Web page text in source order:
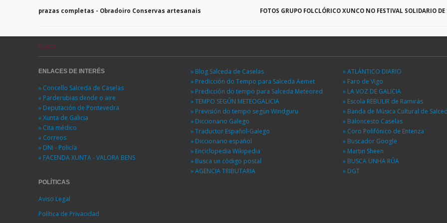
prazas completas - Obradoiro Conservas artesanais FOTOS GRUPO FOLCLÓRICO XUNCO NO FESTIVAL SOLIDARIO DE
Xunco
ENLACES DE INTERÉS
» Concello Salceda de Caselas
» Parderubias dende o aire
» Deputación de Pontevedra
» Xunta de Galicia
» Cita médico
» Correos
» DNI - Policía
» FACENDA XUNTA - VALORA BENS
POLÍTICAS
Aviso Legal
Política de Privacidad
» Blog Salceda de Caselas
» Predicción do Tempo para Salceda Aemet
» Predicción do tempo para Salceda Meteored
» TEMPO SEGÚN METEOGALICIA
» Previsión do tempo según Windguru
» Diccionario Galego
» Traductor Español-Galego
» Diccionario español
» Enciclopedia Wikipedia
» Busca un código postal
» AGENCIA TRIBUTARIA
» ATLÁNTICO DIARIO
» Faro de Vigo
» LA VOZ DE GALICIA
» Escola REBULIR de Ramirás
» Banda de Música Cultural de
» Baloncesto Caselas
» Coro Polifónico de Entenza
» Buscador Google
» Martin Sheen
» BUSCA UNHA RÚA
» DGT